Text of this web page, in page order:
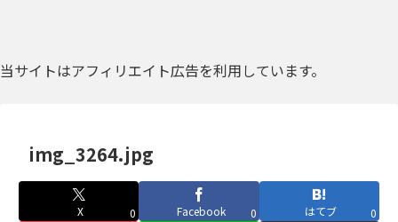
当サイトはアフィリエイト広告を利用しています。
img_3264.jpg
X 0 Facebook 0 はてブ 0